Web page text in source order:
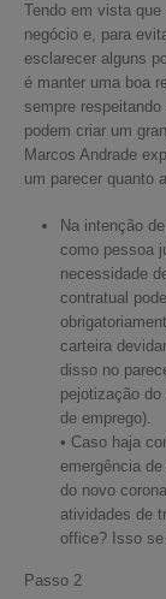
Tendo em vista
negócio e, para
esclarecer alguns
é manter uma boa
sempre
podem criar um
Marcos Andrade
um parecer quanto
Na intenção
como pessoa
necessidade
contratual
carteira
disso no
pejotização
de emprego).
• Caso haja
emergência
do novo
atividades de
office? Isso se
Passo 2